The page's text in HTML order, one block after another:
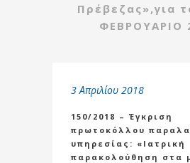
Πρέβεζας»,για
ΦΕΒΡΟΥΑΡΙΟ
3 Απριλίου 2018
150/2018 – Έγκριση
πρωτοκόλλου
υπηρεσίας: «Ιατρική
παρακολούθηση στα